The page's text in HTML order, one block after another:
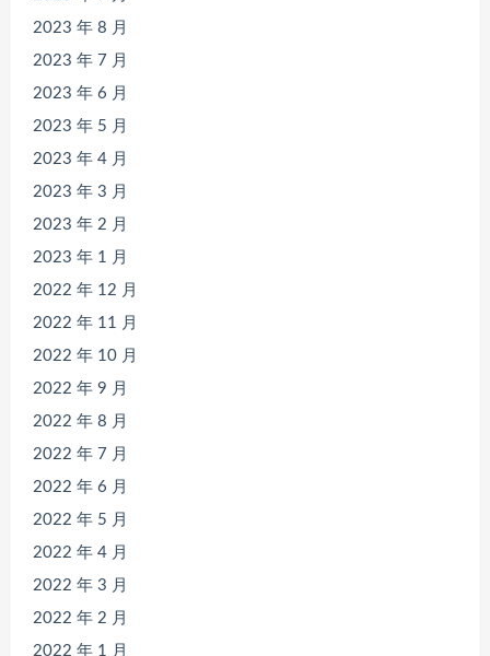
2023 年 8 月
2023 年 7 月
2023 年 6 月
2023 年 5 月
2023 年 4 月
2023 年 3 月
2023 年 2 月
2023 年 1 月
2022 年 12 月
2022 年 11 月
2022 年 10 月
2022 年 9 月
2022 年 8 月
2022 年 7 月
2022 年 6 月
2022 年 5 月
2022 年 4 月
2022 年 3 月
2022 年 2 月
2022 年 1 月